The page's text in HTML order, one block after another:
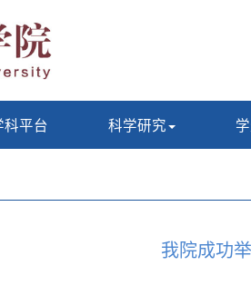
科平台 科学研究
我院成功